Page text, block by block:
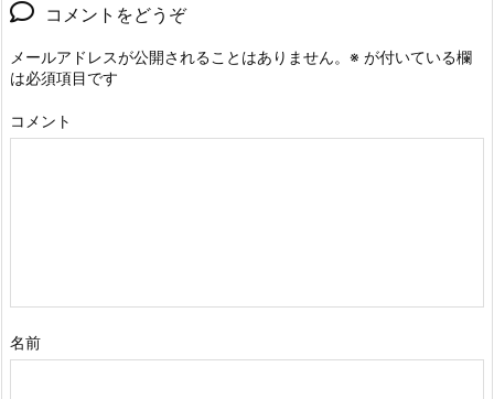
コメントをどうぞ
メールアドレスが公開されることはありません。 ※ が付いている欄
は必須項目です
コメント
名前